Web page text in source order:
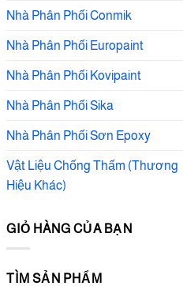
Nhà Phân Phối Conmik
Nhà Phân Phối Europaint
Nhà Phân Phối Kovipaint
Nhà Phân Phối Sika
Nhà Phân Phối Sơn Epoxy
Vật Liệu Chống Thấm (Thương
Hiệu Khác)
GIỎ HÀNG CỦA BẠN
TÌM SẢN PHẨM